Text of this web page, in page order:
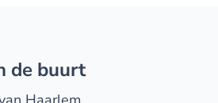
de buurt